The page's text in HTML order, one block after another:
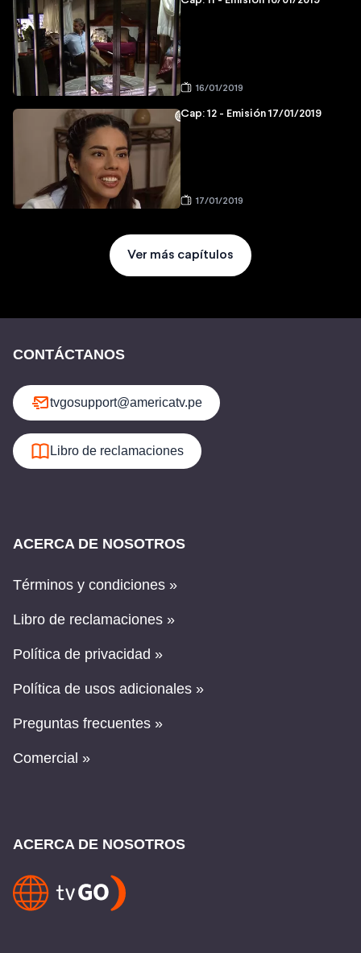
16/01/2019
Cap: 12 - Emisión 17/01/2019
17/01/2019
Ver más capítulos
CONTÁCTANOS
tvgosupport@americatv.pe
Libro de reclamaciones
ACERCA DE NOSOTROS
Términos y condiciones »
Libro de reclamaciones »
Política de privacidad »
Política de usos adicionales »
Preguntas frecuentes »
Comercial »
ACERCA DE NOSOTROS